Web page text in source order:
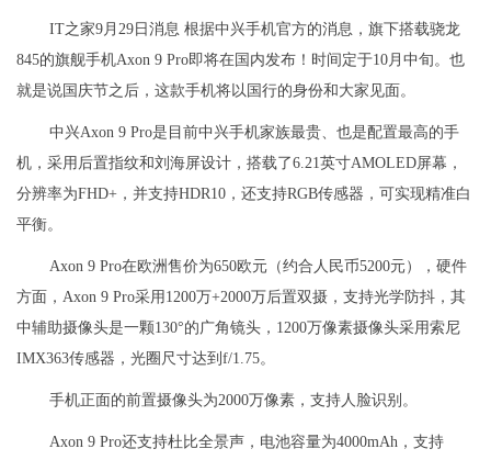
IT之家9月29日消息 根据中兴手机官方的消息，旗下搭载骁龙
845的旗舰手机Axon 9 Pro即将在国内发布！时间定于10月中旬。也
就是说国庆节之后，这款手机将以国行的身份和大家见面。
中兴Axon 9 Pro是目前中兴手机家族最贵、也是配置最高的手
机，采用后置指纹和刘海屏设计，搭载了6.21英寸AMOLED屏幕，
分辨率为FHD+，并支持HDR10，还支持RGB传感器，可实现精准白
平衡。
Axon 9 Pro在欧洲售价为650欧元（约合人民币5200元），硬件
方面，Axon 9 Pro采用1200万+2000万后置双摄，支持光学防抖，其
中辅助摄像头是一颗130°的广角镜头，1200万像素摄像头采用索尼
IMX363传感器，光圈尺寸达到f/1.75。
手机正面的前置摄像头为2000万像素，支持人脸识别。
Axon 9 Pro还支持杜比全景声，电池容量为4000mAh，支持